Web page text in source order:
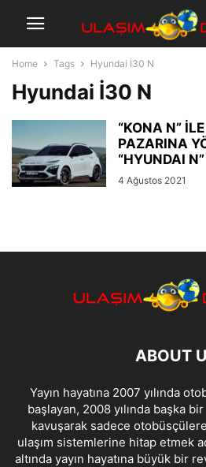
Home Tags Hyundai İ30 N
Hyundai İ30 N
“KONA N”
PAZARINA
“HYUNDAI
4 Ağustos 2021
ABOUT
Yayın hayatına 2007 yılında
başlayan, 2008 yılında başka
kavuşarak sadece
ulaşım sistemlerine hitap etmek
altında yayın hayatına büyük bir